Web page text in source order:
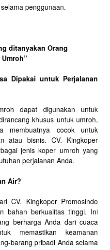
penggunaan.
ditanyakan Orang
Dipakai untuk Perjalanan
dapat digunakan untuk
khusus untuk umroh,
membuatnya cocok untuk
atau bisnis. CV. Kingkoper
jenis koper umroh yang
perjalanan Anda.
Air?
CV. Kingkoper Promosindo
bahan berkualitas tinggi. Ini
berharga Anda dari cuaca
memastikan keamanan
barang pribadi Anda selama